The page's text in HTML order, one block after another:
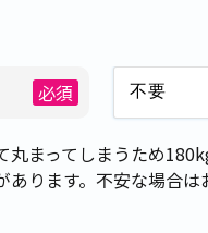
必須
まってしまうため
ります。不安な場合は